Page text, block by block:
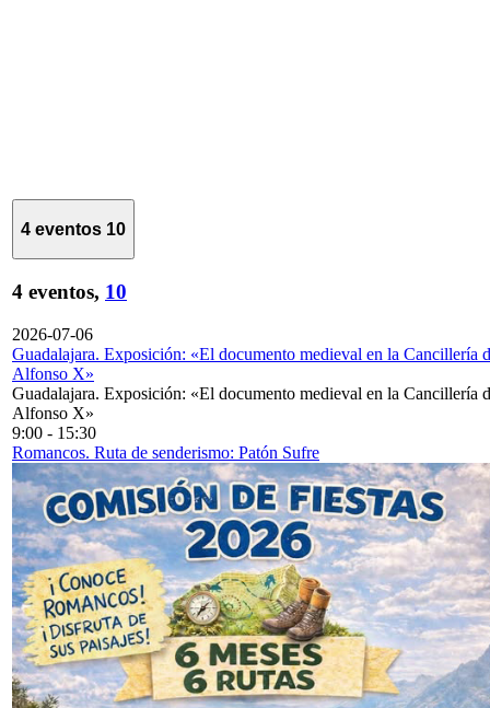
4 eventos 10
4 eventos, 10
2026-07-06
Guadalajara. Exposición: «El documento medieval en la Cancillería
Alfonso X»
Guadalajara. Exposición: «El documento medieval en la Cancillería
Alfonso X»
9:00 - 15:30
Romancos. Ruta de senderismo: Patón Sufre